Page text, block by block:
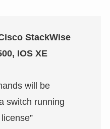
StackWise
IOS XE
will be
switch running